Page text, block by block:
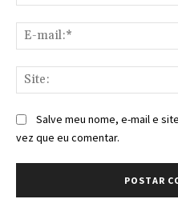
Salve meu nome, e-mail e
vez que eu comentar.